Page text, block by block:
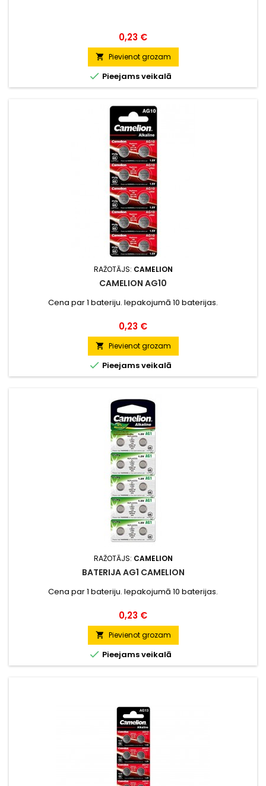
Cena
0,23 €
 Pievienot grozam
 Pieejams veikalā
RAŽOTĀJS: CAMELION
CAMELION AG10
Cena par 1 bateriju. Iepakojumā 10 baterijas.
Cena
0,23 €
 Pievienot grozam
 Pieejams veikalā
RAŽOTĀJS: CAMELION
BATERIJA AG1 CAMELION
Cena par 1 bateriju. Iepakojumā 10 baterijas.
Cena
0,23 €
 Pievienot grozam
 Pieejams veikalā